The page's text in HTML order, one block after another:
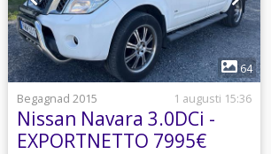
64
Begagnad 2015
1 augusti 15:36
Nissan Navara 3.0DCi -
EXPORTNETTO 7995€